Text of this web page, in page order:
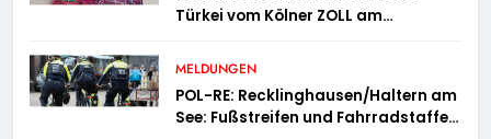
Türkei vom Kölner ZOLL am
Potenzhonig erwischt / Gefährlicher
MELDUNGEN
POL-RE: Recklinghausen/Haltern am
See: Fußstreifen und Fahrradstaffel